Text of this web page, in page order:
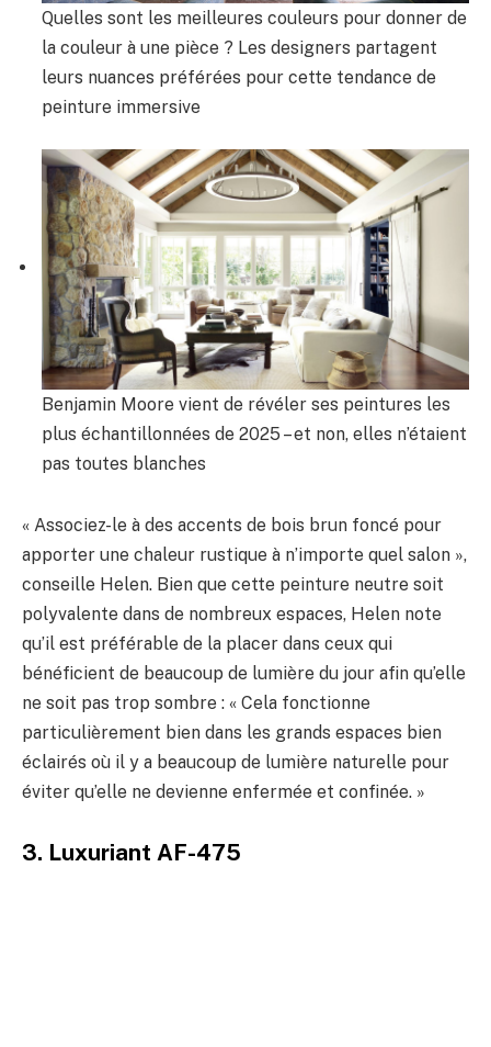
Quelles sont les meilleures couleurs pour donner de
la couleur à une pièce ? Les designers partagent
leurs nuances préférées pour cette tendance de
peinture immersive
Benjamin Moore vient de révéler ses peintures les
plus échantillonnées de 2025 – et non, elles n’étaient
pas toutes blanches
« Associez-le à des accents de bois brun foncé pour
apporter une chaleur rustique à n’importe quel salon »,
conseille Helen. Bien que cette peinture neutre soit
polyvalente dans de nombreux espaces, Helen note
qu’il est préférable de la placer dans ceux qui
bénéficient de beaucoup de lumière du jour afin qu’elle
ne soit pas trop sombre : « Cela fonctionne
particulièrement bien dans les grands espaces bien
éclairés où il y a beaucoup de lumière naturelle pour
éviter qu’elle ne devienne enfermée et confinée. »
3. Luxuriant AF-475